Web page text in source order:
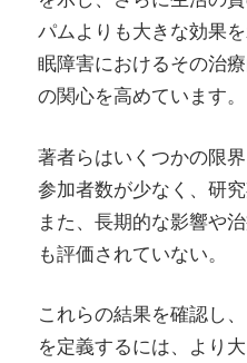
パムよりも大きな効果
眠障害におけるその治
の関心を高めています。
著者らはいくつかの限
参加者数が少なく、研
また、長期的な影響や
も評価されていない。
これらの結果を確認し
を定義するには、より